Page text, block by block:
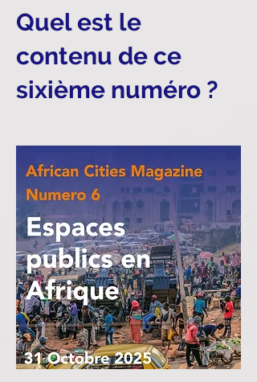
Quel est le
contenu de ce
sixième numéro ?